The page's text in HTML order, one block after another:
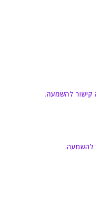
קישור להשמעה.
להשמעה.